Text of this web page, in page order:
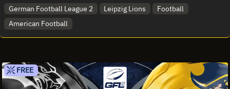
German Football League 2 Leipzig Lions
Football
American Football
FREE